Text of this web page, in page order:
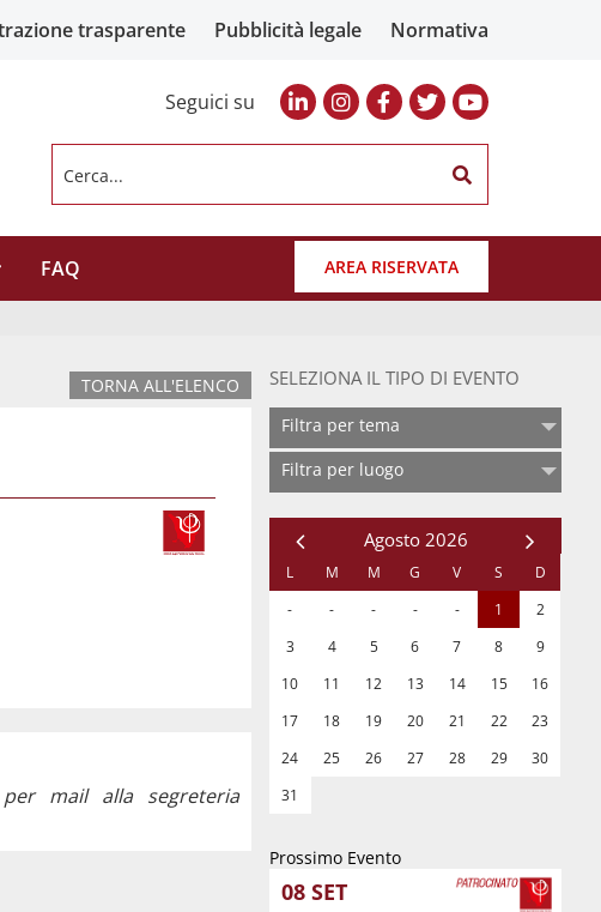
trasparente Pubblicità legale Normativa
Seguici su
Cerca...
FAQ AREA RISERVATA
TORNA ALL'ELENCO
mail alla segreteria
SELEZIONA IL TIPO DI EVENTO
Filtra per tema
Filtra per luogo
Prossimo Evento
08 SET